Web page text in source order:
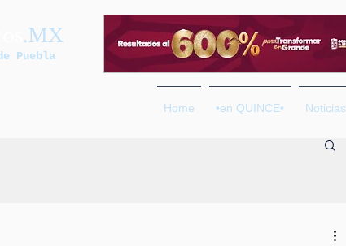
.MX
Puebla
Home •en QUINCE• Noticias